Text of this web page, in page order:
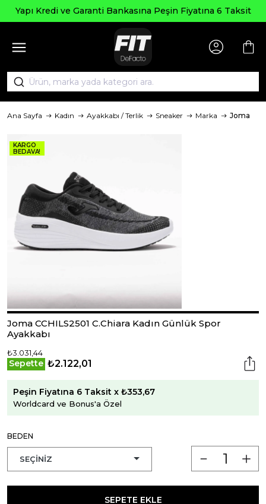
Yapı Kredi ve Garanti Bankasına Peşin Fiyatına 6 Taksit
Ana Sayfa Kadın Ayakkabı / Terlik Sneaker Marka Joma
KARGO
BEDAVA!
Joma CCHILS2501 C.Chiara Kadın Günlük Spor
Ayakkabı
₺3.031,44
Sepette ₺2.122,01
Peşin Fiyatına 6 Taksit x ₺353,67
Worldcard ve Bonus'a Özel
BEDEN
SEPETE EKLE